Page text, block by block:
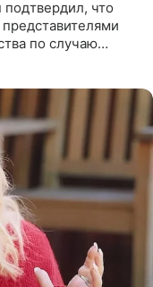
что
по случаю